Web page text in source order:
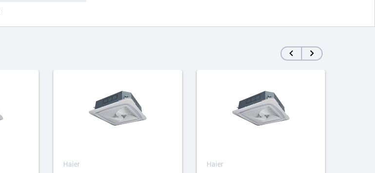
Haier Haier